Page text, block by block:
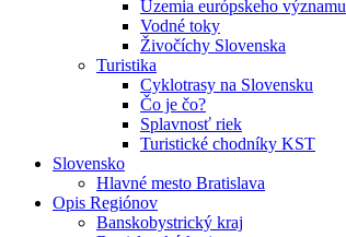
Územia európskeho významu
Vodné toky
Živočíchy Slovenska
Turistika
Cyklotrasy na Slovensku
Čo je čo?
Splavnosť riek
Turistické chodníky KST
Slovensko
Hlavné mesto Bratislava
Opis Regiónov
Banskobystrický kraj